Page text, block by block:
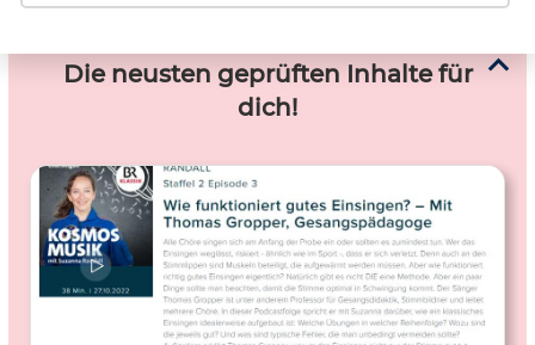
Die neusten geprüften Inhalte für
dich!